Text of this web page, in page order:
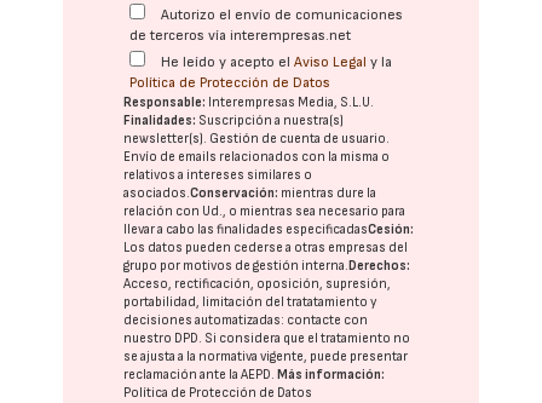
Autorizo el envío de comunicaciones
de terceros vía interempresas.net
He leído y acepto elAviso Legal y la
Política de Protección de Datos
Responsable: Interempresas Media, S.L.U.
Finalidades: Suscripción a nuestra(s)
newsletter(s). Gestión de cuenta de usuario.
Envío de emails relacionados con la misma o
relativos a intereses similares o
asociados.Conservación: mientras dure la
relación con Ud., o mientras sea necesario para
llevar a cabo las finalidades especificadasCesión:
Los datos pueden cederse a otras empresas del
grupo por motivos de gestión interna. Derechos:
Acceso, rectificación, oposición, supresión,
portabilidad, limitación del tratatamiento y
decisiones automatizadas: contacte con
nuestro DPD. Si considera que el tratamiento no
se ajusta a la normativa vigente, puede presentar
reclamación ante laAEPD. Más información:
Política de Protección de Datos